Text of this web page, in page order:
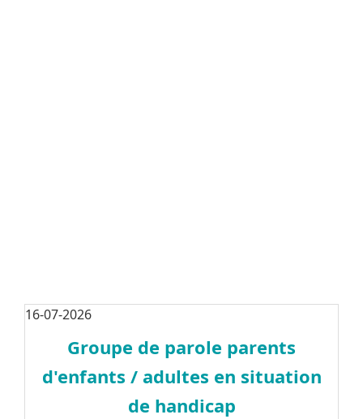
16-07-2026
Groupe de parole parents
d'enfants / adultes en situation
de handicap